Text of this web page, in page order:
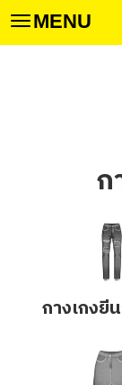
Toggle
navigation
MENU
ก
กางเกงยี